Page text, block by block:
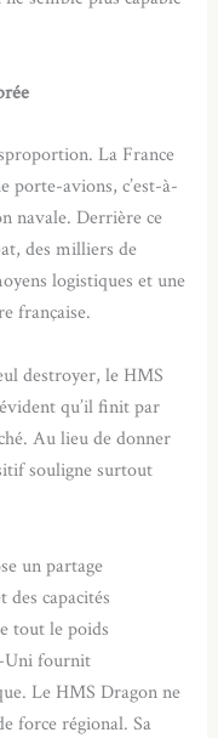
La France
porte-avions, c’est-à-
navale. Derrière ce
des milliers de
logistiques et une
française.
destroyer, le HMS
qu’il finit par
Au lieu de donner
souligne surtout
un partage
capacités
tout le poids
Uni fournit
Le HMS Dragon ne
force régional. Sa